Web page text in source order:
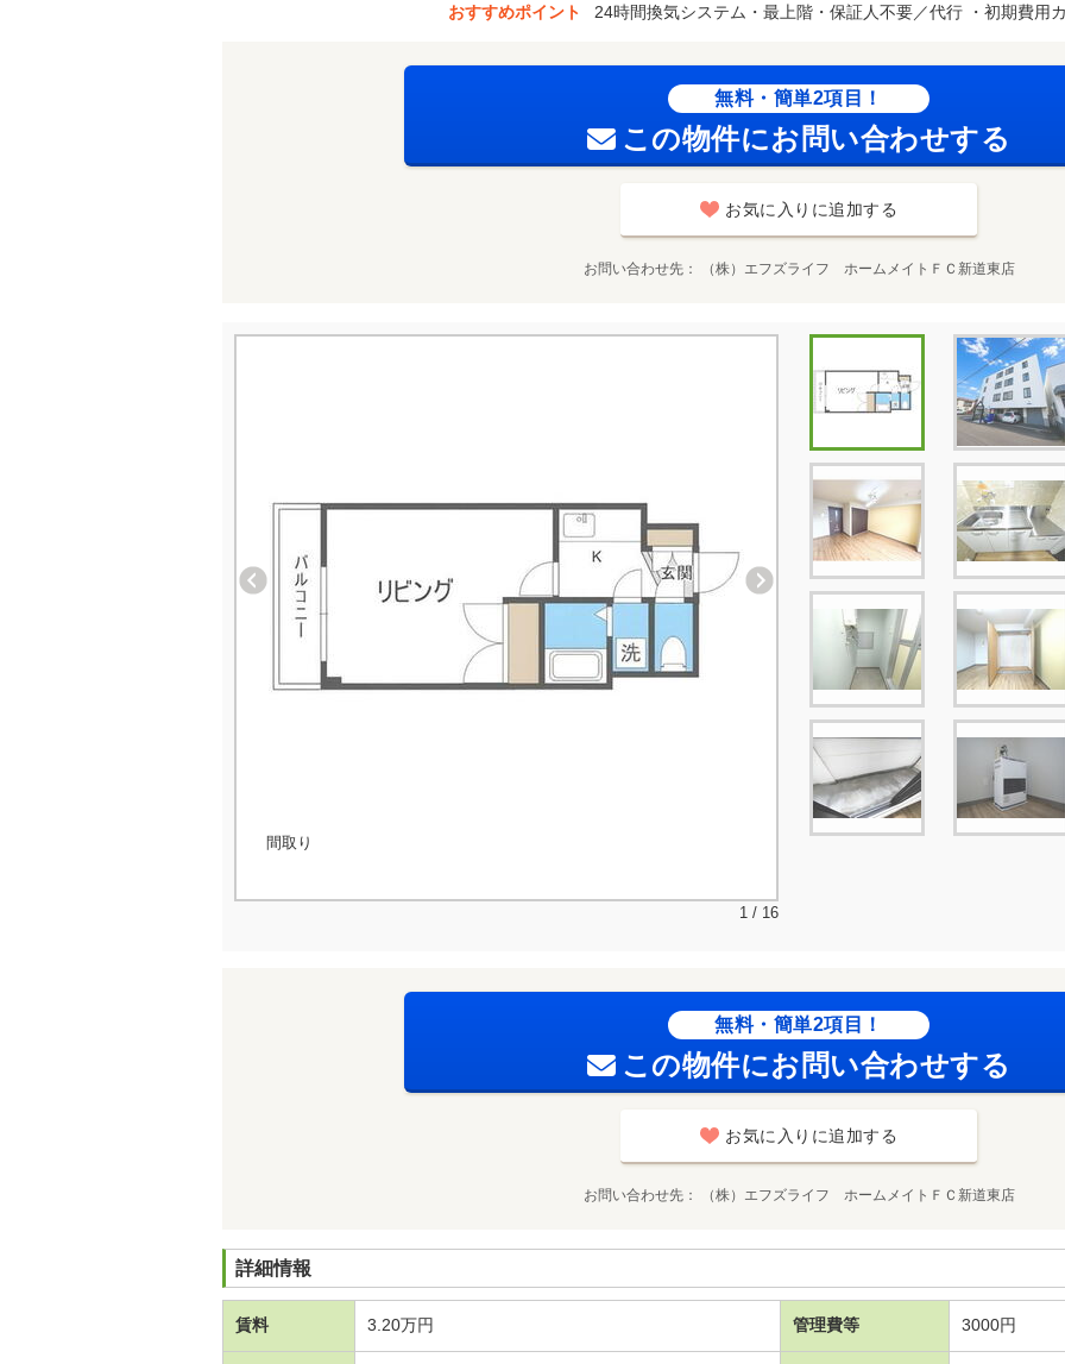
おすすめポイント 24時間換気システム・最上階・保証人不要／代行 ・初期費用
無料・簡単2項目！
この物件にお問い合わせする
お気に入りに追加する
お問い合わせ先 （株）エフズライフ ホームメイトＦＣ新道東店
間取り
1 / 16
無料・簡単2項目！
この物件にお問い合わせする
お気に入りに追加する
お問い合わせ先 （株）エフズライフ ホームメイトＦＣ新道東店
詳細情報
賃料 3.20万円 管理費等 3000円